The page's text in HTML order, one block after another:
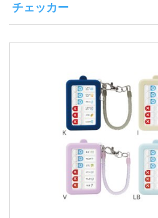
チェッカー